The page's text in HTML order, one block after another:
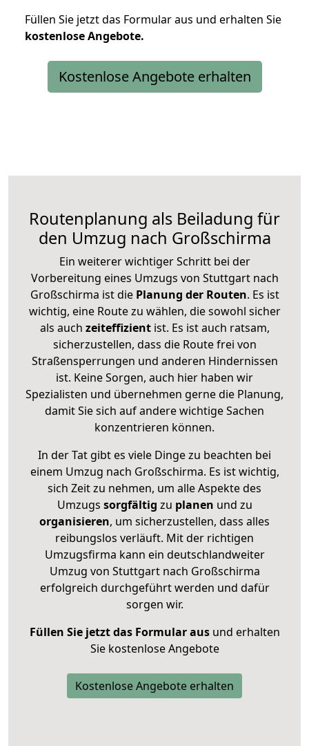
Füllen Sie jetzt das Formular aus und erhalten Sie
kostenloseAngebote.
Kostenlose Angebote erhalten
Routenplanung als Beiladung für
den Umzug nach Großschirma
Ein weiterer wichtiger Schritt bei der
Vorbereitung eines Umzugs von Stuttgart nach
Großschirma ist diePlanung der Routen. Es ist
wichtig, eine Route zu wählen, die sowohl sicher
als auch zeiteffizientist. Es ist auch ratsam,
sicherzustellen, dass die Route frei von
Straßensperrungen und anderen Hindernissen
ist. Keine Sorgen, auch hier haben wir
Spezialisten und übernehmen gerne die Planung,
damit Sie sich auf andere wichtige Sachen
konzentrieren können.
In der Tat gibt es viele Dinge zu beachten bei
einem Umzug nach Großschirma. Es ist wichtig,
sich Zeit zu nehmen, um alle Aspekte des
Umzugs sorgfältig zu planen und zu
organisieren, um sicherzustellen, dass alles
reibungslos verläuft. Mit der richtigen
Umzugsfirma kann ein deutschlandweiter
Umzug von Stuttgart nach Großschirma
erfolgreich durchgeführt werden und dafür
sorgen wir.
Füllen Sie jetzt das Formular ausund erhalten
Sie kostenlose Angebote
Kostenlose Angebote erhalten